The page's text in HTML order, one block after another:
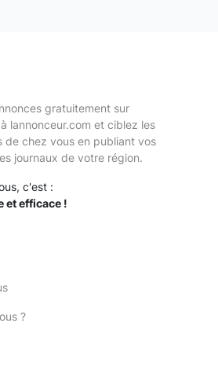
gratuitement sur
lannonceur.com et ciblez les
de chez vous en publiant vos
journaux de votre région.
c'est :
et efficace !
?